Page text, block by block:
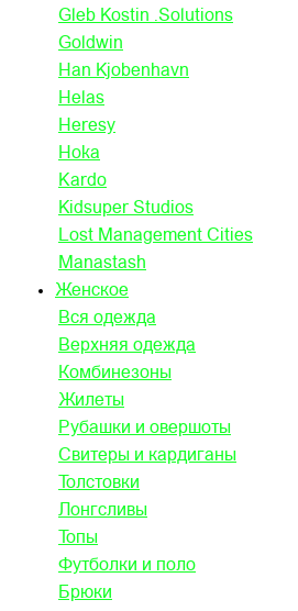
Gleb Kostin .Solutions
Goldwin
Han Kjobenhavn
Helas
Heresy
Hoka
Kardo
Kidsuper Studios
Lost Management Cities
Manastash
Женское
Вся одежда
Верхняя одежда
Комбинезоны
Жилеты
Рубашки и овершоты
Свитеры и кардиганы
Толстовки
Лонгсливы
Топы
Футболки и поло
Брюки